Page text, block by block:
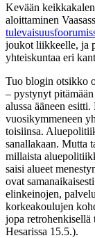
Kevään
aloittaminen
joukot liikkeelle, ja
yhteiskuntaa eri
Tuo blogin otsikko
– pystynyt
alussa ääneen
vuosikymmeneen
toisiinsa.
sanallakaan. Mutta
millaista
saisi alueet
ovat
elinkeinojen,
korkeakoulujen
jopa
Hesarissa 15.5.).